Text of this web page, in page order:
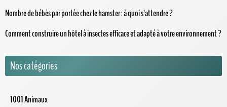
Nombre de bébés par portée chez le hamster : à quoi s’attendre ?
Comment construire un hôtel à insectes efficace et adapté à votre environnement ?
Nos catégories
1001 Animaux